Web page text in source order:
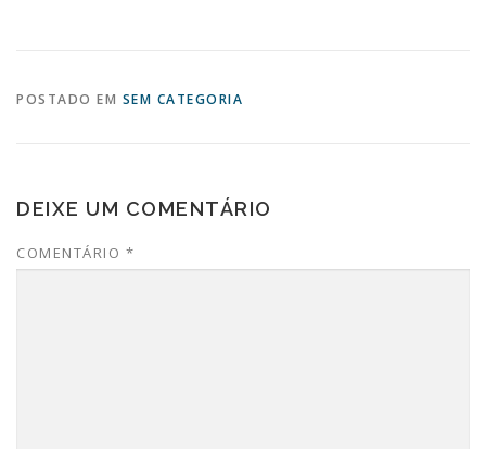
POSTADO EM SEM CATEGORIA
DEIXE UM COMENTÁRIO
COMENTÁRIO *